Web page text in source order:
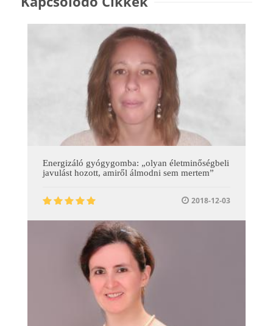
Energizáló gyógygomba: „olyan életminőségbeli
javulást hozott, amiről álmodni sem mertem”
2018-12-03